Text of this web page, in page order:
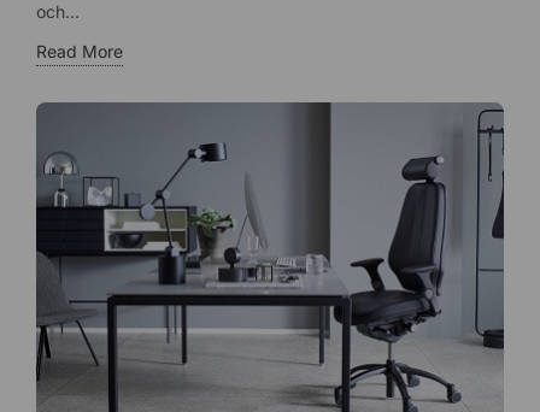
och...
Read More